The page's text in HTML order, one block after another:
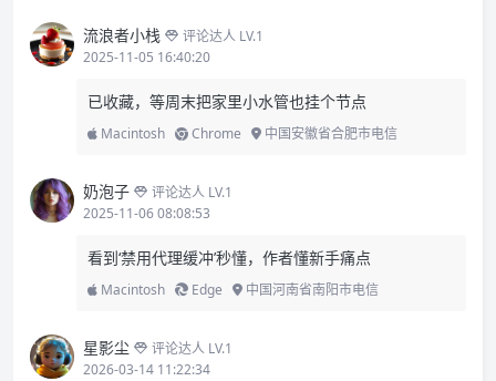
流浪者小栈
评论达人 LV.1
2025-11-05 16:40:20
已收藏，等周末把家里小水管也挂个节点
Macintosh Chrome 中国安徽省合肥市电信
奶泡子
评论达人 LV.1
2025-11-06 08:08:53
看到‘禁用代理缓冲’秒懂，作者懂新手痛点
Macintosh Edge 中国河南省南阳市电信
星影尘
评论达人 LV.1
2026-03-14 11:22:34